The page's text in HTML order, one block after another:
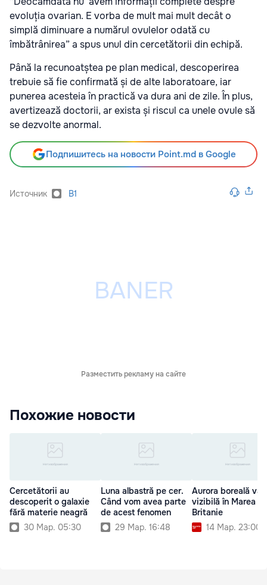
evoluția ovarian. E vorba de mult mai mult decât o
simplă diminuare a numărul ovulelor odată cu
îmbătrânirea” a spus unul din cercetătorii din echipă.
Până la recunoatștea pe plan medical, descoperirea
trebuie să fie confirmată și de alte laboratoare, iar
punerea acesteia în practică va dura ani de zile. În plus,
avertizează doctorii, ar exista și riscul ca unele ovule să
se dezvolte anormal.
Подпишитесь на новости Point.md в Google
Источник B1
Разместить рекламу на сайте
Похожие новости
Cercetătorii au
descoperit o galaxie
fără materie neagră
30 Мар. 05:30
Luna albastră pe cer.
Când vom avea parte
de acest fenomen
29 Мар. 16:48
Aurora boreală va
vizibilă în Marea
Britanie
14 Мар. 23:00